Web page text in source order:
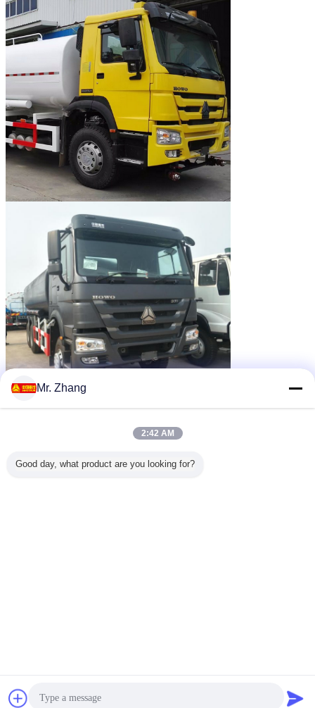
Φορτηγά βυτιοφόρων καυσίμων
συζήτηση
Mr. Zhang
2:42 AM
Good day, what product are you looking for?